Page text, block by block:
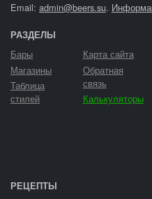
Email: admin@beers.su.
РАЗДЕЛЫ
Бары
Магазины
Таблица
стилей
Карта сайта
Обратная
связь
Калькуляторы
РЕЦЕПТЫ